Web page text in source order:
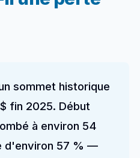
sommet historique
fin 2025. Début
à environ 54
d'environ 57 % —